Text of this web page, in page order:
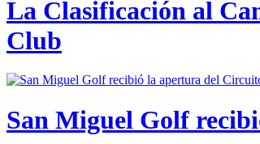
La Clasificación al
Club
San Miguel Golf